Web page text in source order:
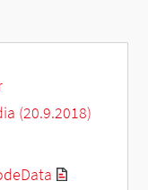
(20.9.2018)